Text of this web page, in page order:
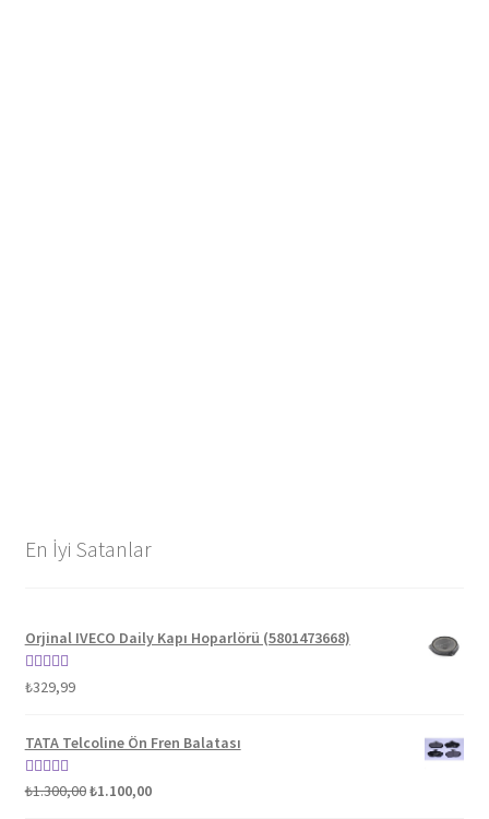
En İyi Satanlar
Orjinal IVECO Daily Kapı Hoparlörü (5801473668)
5 üzerinden
₺329,99
TATA Telcoline Ön Fren Balatası
5 üzerinden
₺1.300,00Orijinal
₺1.100,00Şu